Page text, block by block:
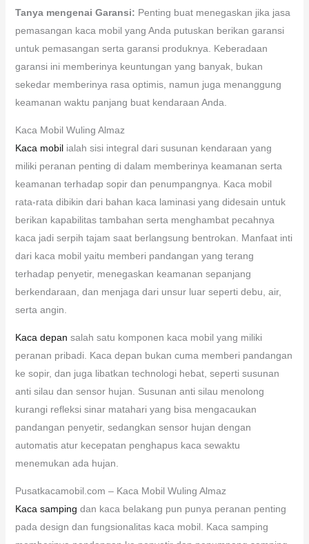
Tanya mengenai Garansi: Penting buat menegaskan jika jasa
pemasangan kaca mobil yang Anda putuskan berikan garansi
untuk pemasangan serta garansi produknya. Keberadaan
garansi ini memberinya keuntungan yang banyak, bukan
sekedar memberinya rasa optimis, namun juga menanggung
keamanan waktu panjang buat kendaraan Anda.
Kaca Mobil Wuling Almaz
Kaca mobilialah sisi integral dari susunan kendaraan yang
miliki peranan penting di dalam memberinya keamanan serta
keamanan terhadap sopir dan penumpangnya. Kaca mobil
rata-rata dibikin dari bahan kaca laminasi yang didesain untuk
berikan kapabilitas tambahan serta menghambat pecahnya
kaca jadi serpih tajam saat berlangsung bentrokan. Manfaat inti
dari kaca mobil yaitu memberi pandangan yang terang
terhadap penyetir, menegaskan keamanan sepanjang
berkendaraan, dan menjaga dari unsur luar seperti debu, air,
serta angin.
Kaca depan salah satu komponen kaca mobil yang miliki
peranan pribadi. Kaca depan bukan cuma memberi pandangan
ke sopir, dan juga libatkan technologi hebat, seperti susunan
anti silau dan sensor hujan. Susunan anti silau menolong
kurangi refleksi sinar matahari yang bisa mengacaukan
pandangan penyetir, sedangkan sensor hujan dengan
automatis atur kecepatan penghapus kaca sewaktu
menemukan ada hujan.
Pusatkacamobil.com – Kaca Mobil Wuling Almaz
Kaca samping dan kaca belakang pun punya peranan penting
pada design dan fungsionalitas kaca mobil. Kaca samping